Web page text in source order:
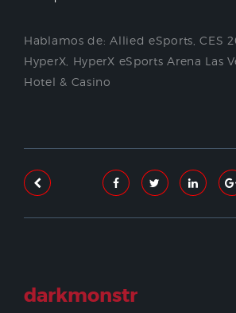
Hablamos de:Allied eSports ,CES
HyperX HyperX eSports Arena Las
Hotel & Casino
darkmonstr